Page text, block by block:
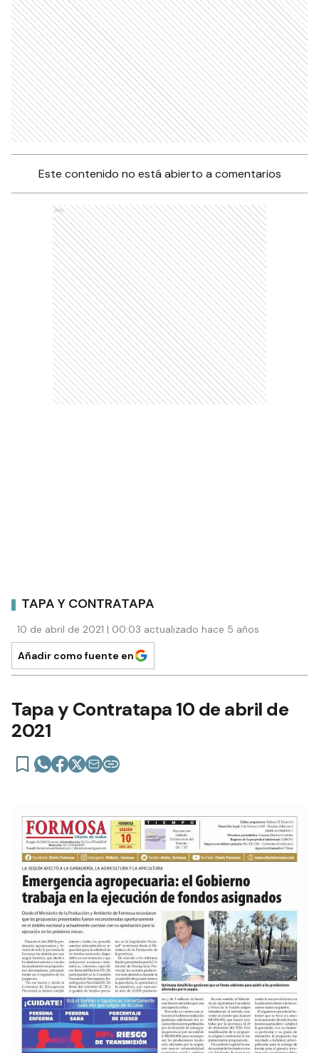
Este contenido no está abierto a comentarios
Ads
TAPA Y CONTRATAPA
10 de abril de 2021 | 00:03 actualizado hace 5 años
Añadir como fuente en
Tapa y Contratapa 10 de abril de
2021